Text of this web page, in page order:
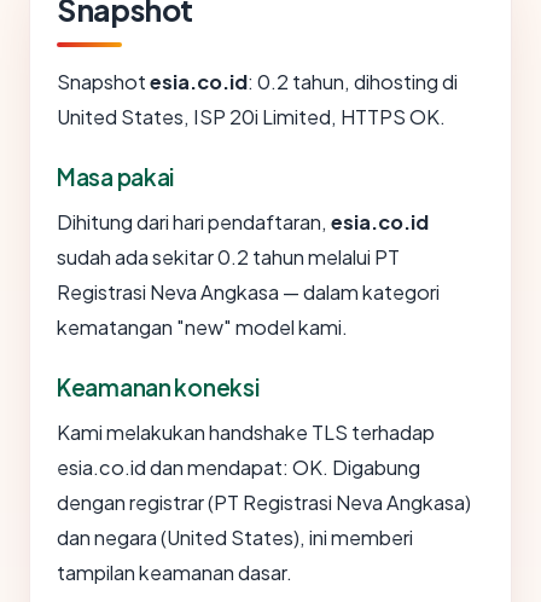
Snapshot
Snapshotesia.co.id: 0.2 tahun, dihosting di
United States, ISP 20i Limited, HTTPS OK.
Masa pakai
Dihitung dari hari pendaftaran, esia.co.id
sudah ada sekitar 0.2 tahun melalui PT
Registrasi Neva Angkasa — dalam kategori
kematangan "new" model kami.
Keamanan koneksi
Kami melakukan handshake TLS terhadap
esia.co.id dan mendapat: OK. Digabung
dengan registrar (PT Registrasi Neva Angkasa)
dan negara (United States), ini memberi
tampilan keamanan dasar.